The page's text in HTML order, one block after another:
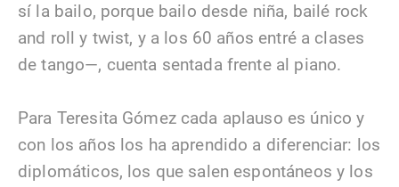
sí la bailo, porque bailo desde niña, bailé rock
and roll y twist, y a los 60 años entré a clases
de tango—, cuenta sentada frente al piano.
Para Teresita Gómez cada aplauso es único y
con los años los ha aprendido a diferenciar: los
diplomáticos, los que salen espontáneos y los